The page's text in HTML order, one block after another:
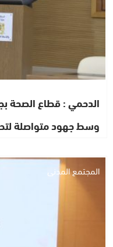
الدحمي : قطاع الصحة
وسط جهود متواصلة
المجتمع المدني